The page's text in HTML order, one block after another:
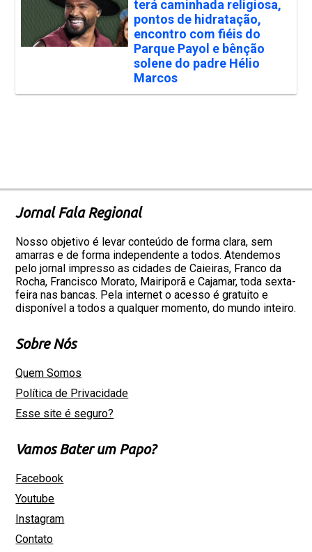
terá caminhada religiosa,
pontos de hidratação,
encontro com fiéis do
Parque Payol e bênção
solene do padre Hélio
Marcos
Jornal Fala Regional
Nosso objetivo é levar conteúdo de forma clara, sem
amarras e de forma independente a todos. Atendemos
pelo jornal impresso as cidades de Caieiras, Franco da
Rocha, Francisco Morato, Mairiporã e Cajamar, toda sexta-
feira nas bancas. Pela internet o acesso é gratuito e
disponível a todos a qualquer momento, do mundo inteiro.
Sobre Nós
Quem Somos
Política de Privacidade
Esse site é seguro?
Vamos Bater um Papo?
Facebook
Youtube
Instagram
Contato